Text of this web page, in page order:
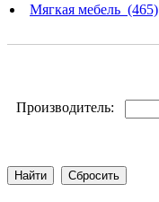
Мягкая мебель (465)
Производитель: